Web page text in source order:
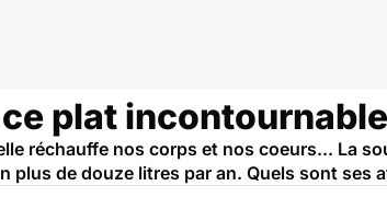
ce plat
réchauffe nos corps et nos coeurs... La
plus de douze litres par an. Quels sont ses